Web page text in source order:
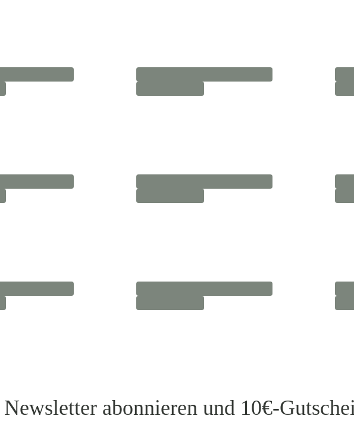
Newsletter abonnieren und 10€-